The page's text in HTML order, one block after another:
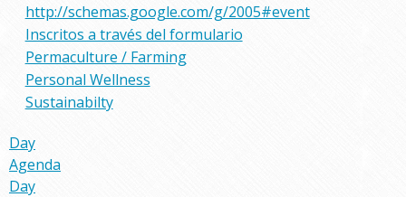
http://schemas.google.com/g/2005#event
Inscritos a través del formulario
Permaculture / Farming
Personal Wellness
Sustainabilty
Day
Agenda
Day